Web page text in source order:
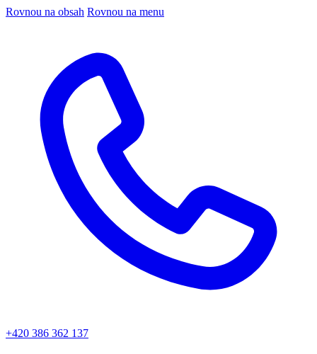
Rovnou na obsah Rovnou na menu
+420 386 362 137